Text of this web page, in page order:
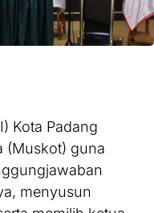
Kota Padang
(Muskot) guna
menyusun